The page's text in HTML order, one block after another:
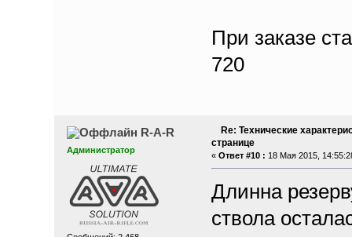
При заказе
720
R-A-R
Администратор
Re: Технические
странице
« Ответ #10 : 18 Мая 2015,
Длинна
ствола